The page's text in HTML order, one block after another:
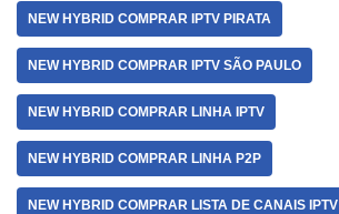
NEW HYBRID COMPRAR IPTV PIRATA
NEW HYBRID COMPRAR IPTV SÃO PAULO
NEW HYBRID COMPRAR LINHA IPTV
NEW HYBRID COMPRAR LINHA P2P
NEW HYBRID COMPRAR LISTA DE CANAIS IPTV